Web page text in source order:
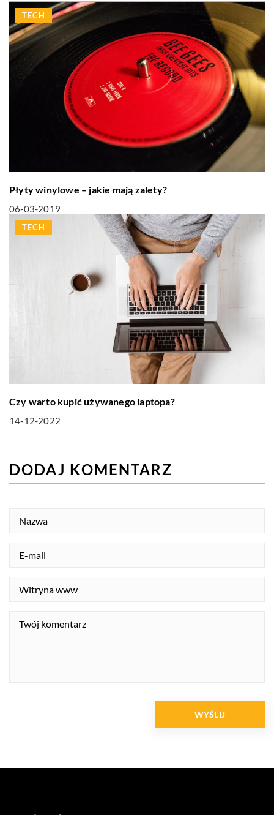
TECH
Płyty winylowe – jakie mają zalety?
06-03-2019
TECH
Czy warto kupić używanego laptopa?
14-12-2022
DODAJ KOMENTARZ